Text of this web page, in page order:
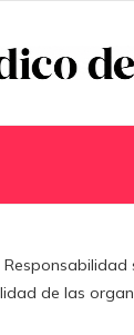
Responsabilidad
de las